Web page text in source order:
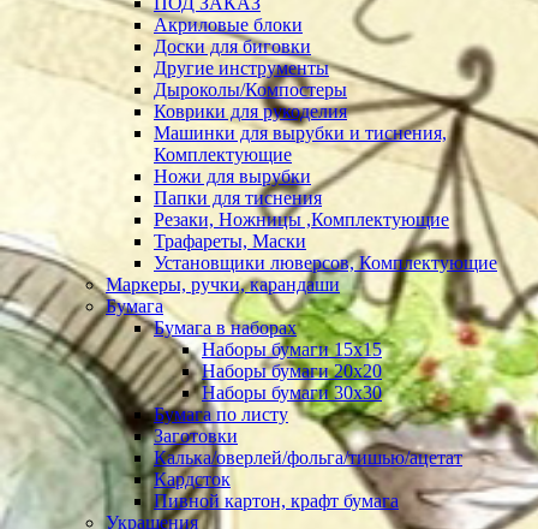
Акриловые блоки
Доски для биговки
Другие инструменты
Дыроколы/Компостеры
Коврики для рукоделия
Машинки для вырубки и тиснения,
Комплектующие
Ножи для вырубки
Папки для тиснения
Резаки, Ножницы ,Комплектующие
Трафареты, Маски
Установщики люверсов, Комплектующие
Маркеры, ручки, карандаши
Бумага
Бумага в наборах
Наборы бумаги 15х15
Наборы бумаги 20х20
Наборы бумаги 30х30
Бумага по листу
Заготовки
Калька/оверлей/фольга/тишью/ацетат
Кардсток
Пивной картон, крафт бумага
Украшения